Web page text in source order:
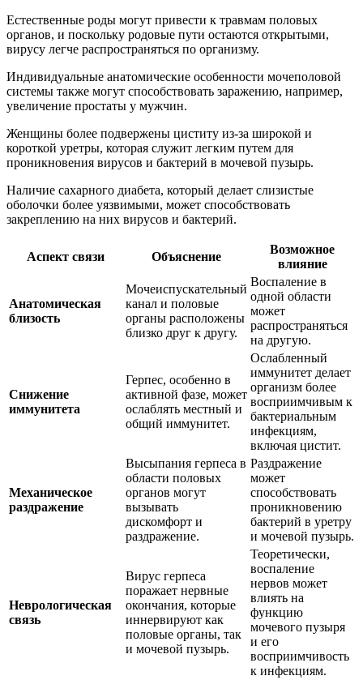
Естественные роды могут привести к травмам половых
органов, и поскольку родовые пути остаются открытыми,
вирусу легче распространяться по организму.
Индивидуальные анатомические особенности мочеполовой
системы также могут способствовать заражению, например,
увеличение простаты у мужчин.
Женщины более подвержены циститу из-за широкой и
короткой уретры, которая служит легким путем для
проникновения вирусов и бактерий в мочевой пузырь.
Наличие сахарного диабета, который делает слизистые
оболочки более уязвимыми, может способствовать
закреплению на них вирусов и бактерий.
Аспект связи Объяснение
Возможное
влияние
Анатомическая
близость
Мочеиспускательный
канал и половые
органы расположены
близко друг к другу.
Воспаление в
одной области
может
распространяться
на другую.
Снижение
иммунитета
Герпес, особенно в
активной фазе, может
ослаблять местный и
общий иммунитет.
Ослабленный
иммунитет делает
организм более
восприимчивым к
бактериальным
инфекциям,
включая цистит.
Механическое
раздражение
Высыпания герпеса в
области половых
органов могут
вызывать
дискомфорт и
раздражение.
Раздражение
может
способствовать
проникновению
бактерий в уретру
и мочевой пузырь.
Неврологическая
связь
Вирус герпеса
поражает нервные
окончания, которые
иннервируют как
половые органы, так
и мочевой пузырь.
Теоретически,
воспаление
нервов может
влиять на
функцию
мочевого пузыря
и его
восприимчивость
к инфекциям.